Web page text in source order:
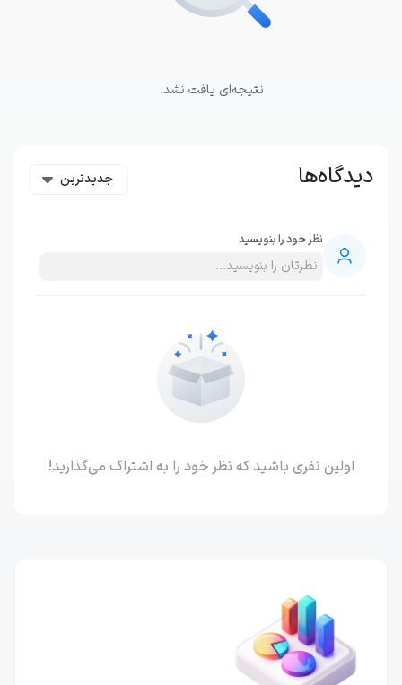
نتیجه‌ای یافت نشد.
دیدگاه‌ها جدیدترین
نظر خود را بنویسید
اولین نفری باشید که نظر خود را به اشتراک می‌گذارید!